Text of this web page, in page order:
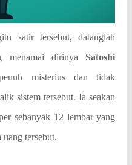
satir tersebut, datanglah
menamai dirinya Satoshi
misterius dan tidak
sistem tersebut. Ia seakan
sebanyak 12 lembar yang
tersebut.